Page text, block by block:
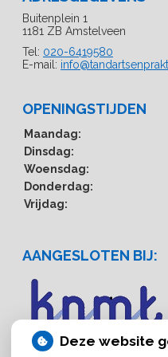
Buitenplein 1
1181 ZB Amstelveen
Tel: 020-6419580
E-mail:
OPENINGSTIJDEN
Maandag:
Dinsdag:
Woensdag:
Donderdag:
Vrijdag:
AANGESLOTEN BIJ:
Deze website